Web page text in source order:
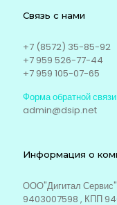
Связь с нами
+7 (8572) 35-85-92
+7 959 526-77-44
+7 959 105-07-65
Форма обратной связи
admin@dsip.net
Информация о
ООО"Дигитал
9403007598 , КПП